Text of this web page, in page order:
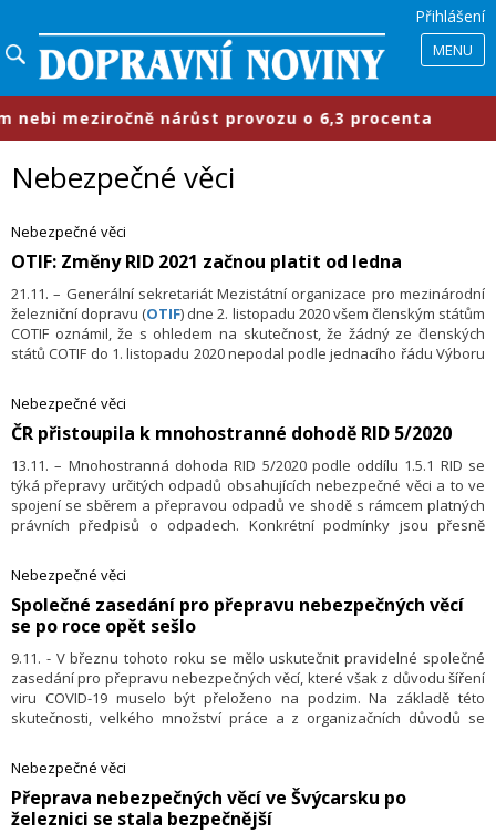
Přihlášení
MENU
nárůst provozu o 6,3 procenta
Nebezpečné věci
Nebezpečné věci
​OTIF: Změny RID 2021 začnou platit od ledna
21.11. – Generální sekretariát Mezistátní organizace pro mezinárodní
železniční dopravu (OTIF) dne 2. listopadu 2020 všem členským státům
COTIF oznámil, že s ohledem na skutečnost, že žádný ze členských
států COTIF do 1. listopadu 2020 nepodal podle jednacího řádu Výboru
Řádu pro mezinárodní železniční přepravu nebezpečných věcí (RID)
námitky, tyto změny vstupují v platnost od 1. ledna 2021.
Nebezpečné věci
ČR přistoupila k mnohostranné dohodě RID 5/2020
13.11. – Mnohostranná dohoda RID 5/2020 podle oddílu 1.5.1 RID se
týká přepravy určitých odpadů obsahujících nebezpečné věci a to ve
spojení se sběrem a přepravou odpadů ve shodě s rámcem platných
právních předpisů o odpadech. Konkrétní podmínky jsou přesně
pro přepravu ve volně loženém stavu, označování kusů a údajů
v přepravním dokladu.
Nebezpečné věci
​Společné zasedání pro přepravu nebezpečných věcí
se po roce opět sešlo
9.11. - V březnu tohoto roku se mělo uskutečnit pravidelné společné
zasedání pro přepravu nebezpečných věcí, které však z důvodu šíření
viru COVID-19 muselo být přeloženo na podzim. Na základě této
skutečnosti, velkého množství práce a z organizačních důvodů se
částečně formou videokonference a částečně přímo prezentační
formou od 10. do 11. září v Bernu a od 14. do 18. září v Ženevě.
Odborníci na přepravu nebezpečných věcí říční, silniční a železniční
dopravou jednali pod předsednictvím pana Clauda Pfauvadela
Nebezpečné věci
Přeprava nebezpečných věcí ve Švýcarsku po
železnici se stala bezpečnější